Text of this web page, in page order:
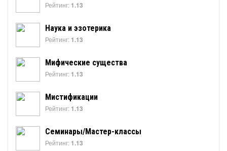
Рейтинг: 1.13
Наука и эзотерика
Рейтинг: 1.13
Мифические существа
Рейтинг: 1.13
Мистификации
Рейтинг: 1.13
Семинары/Мастер-классы
Рейтинг: 1.13